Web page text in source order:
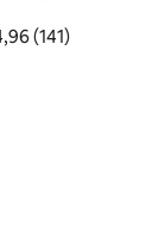
hạng trung bình
(141)